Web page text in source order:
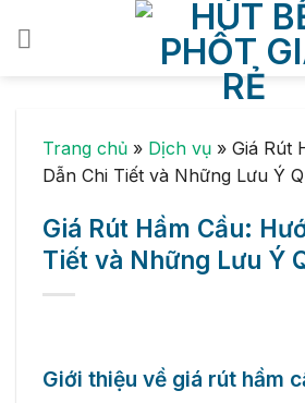
Trang chủ » Dịch vụ » Giá Rút
Dẫn Chi Tiết và Những Lưu Ý
Giá Rút Hầm Cầu:
Tiết và Những Lưu Ý
Giới thiệu về giá rút hầm